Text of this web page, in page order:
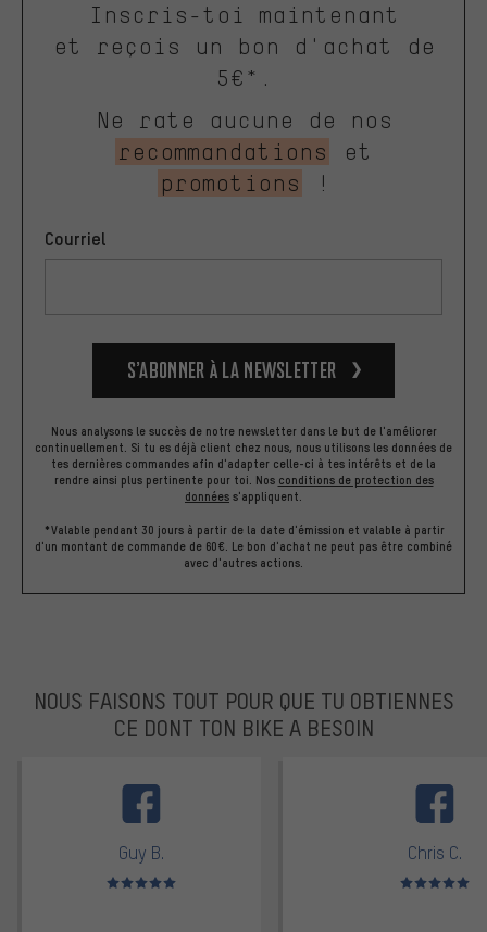
Inscris-toi maintenant
et reçois un bon d'achat de
5€*.
Ne rate aucune de nos
recommandations
et
promotions
!
Courriel
S’abonner à la newsletter
Nous analysons le succès de notre newsletter dans le but de l'améliorer
continuellement. Si tu es déjà client chez nous, nous utilisons les données de
tes dernières commandes afin d'adapter celle-ci à tes intérêts et de la
rendre ainsi plus pertinente pour toi. Nos conditions de protection des
données s'appliquent.
*Valable pendant 30 jours à partir de la date d'émission et valable à partir
d'un montant de commande de 60€. Le bon d'achat ne peut pas être combiné
avec d'autres actions.
NOUS FAISONS TOUT POUR QUE TU OBTIENNES
CE DONT TON BIKE A BESOIN
Guy B.
Note moyenne : 5 sur 5
Chris C.
Note moyenne :